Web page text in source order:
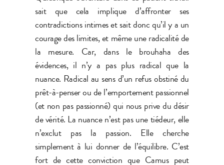
sait que cela implique d’affronter ses
contradictions intimes et sait donc qu’il y a un
courage des limites, et même une radicalité de
la mesure. Car, dans le brouhaha des
évidences, il n’y a pas plus radical que la
nuance. Radical au sens d’un refus obstiné du
prêt-à-penser ou de l’emportement passionnel
(et non pas passionné) qui nous prive du désir
de vérité. La nuance n’est pas une tiédeur, elle
n’exclut pas la passion. Elle cherche
simplement à lui donner de l’équilibre. C’est
fort de cette conviction que Camus peut